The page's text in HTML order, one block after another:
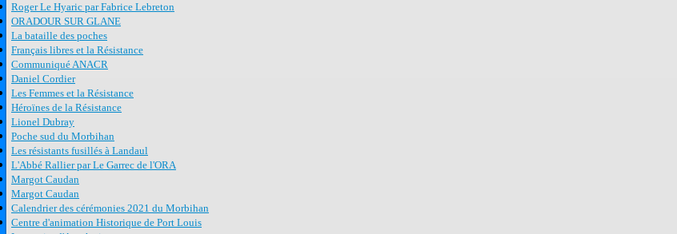
Roger Le Hyaric par Fabrice Lebreton
ORADOUR SUR GLANE
La bataille des poches
Français libres et la Résistance
Communiqué ANACR
Daniel Cordier
Les Femmes et la Résistance
Héroïnes de la Résistance
Lionel Dubray
Poche sud du Morbihan
Les résistants fusillés à Landaul
L'Abbé Rallier par Le Garrec de l'ORA
Margot Caudan
Margot Caudan
Calendrier des cérémonies 2021 du Morbihan
Centre d'animation Historique de Port Louis